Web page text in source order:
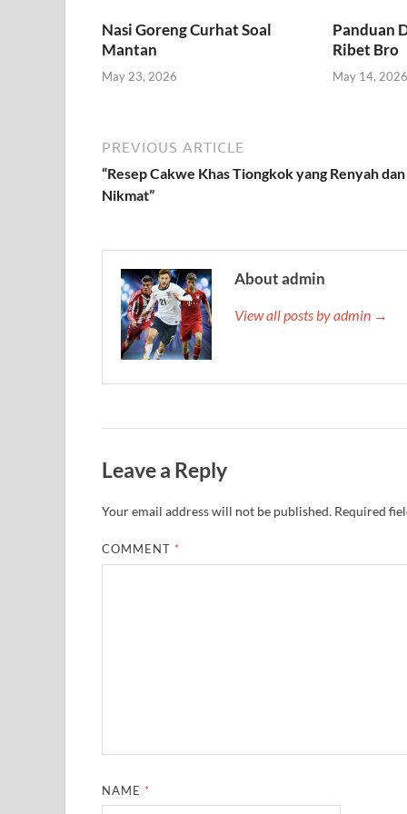
Nasi Goreng Curhat Soal
Mantan
May 23, 2026
Panduan
Ribet Bro
May 14, 2026
PREVIOUS ARTICLE
“Resep Cakwe Khas Tiongkok yang Renyah dan
Nikmat”
About admin
View all posts by admin →
Leave a Reply
Your email address will not be published. Required
COMMENT *
NAME *